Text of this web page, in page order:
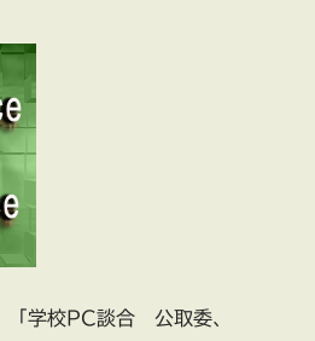
「学校PC談合 公取委、